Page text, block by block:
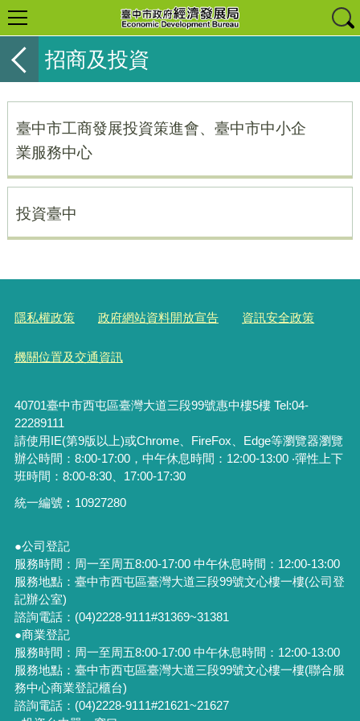
招商及投資
臺中市工商發展投資策進會、臺中市中小企
業服務中心
投資臺中
隱私權政策 政府網站資料開放宣告 資訊安全政策
機關位置及交通資訊
40701臺中市西屯區臺灣大道三段99號惠中樓5樓 Tel:04-
22289111
請使用IE(第9版以上)或Chrome、FireFox、Edge等瀏覽器瀏覽
辦公時間：8:00-17:00，中午休息時間：12:00-13:00 ‧彈性上下
班時間：8:00-8:30、17:00-17:30
統一編號︰ 10927280
●公司登記
服務時間：周一至周五8:00-17:00 中午休息時間：12:00-13:00
服務地點：臺中市西屯區臺灣大道三段99號文心樓一樓(公司登
記辦公室)
諮詢電話：(04)2228-9111#31369~31381
●商業登記
服務時間：周一至周五8:00-17:00 中午休息時間：12:00-13:00
服務地點：臺中市西屯區臺灣大道三段99號文心樓一樓(聯合服
務中心商業登記櫃台)
諮詢電話：(04)2228-9111#21621~21627